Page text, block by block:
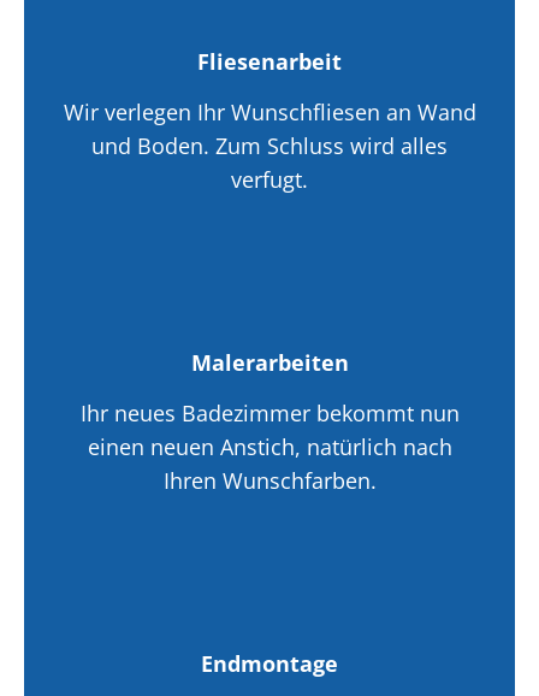
Fliesenarbeit
Wir verlegen Ihr Wunschfliesen an Wand
und Boden. Zum Schluss wird alles
verfugt.
Malerarbeiten
Ihr neues Badezimmer bekommt nun
einen neuen Anstich, natürlich nach
Ihren Wunschfarben.
Endmontage